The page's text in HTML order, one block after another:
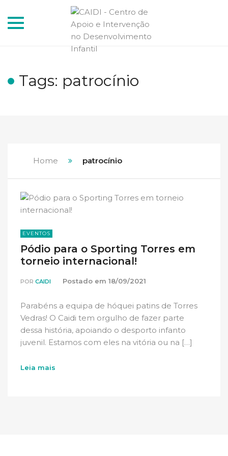
Toggle
Tags: patrocínio
Home patrocínio
EVENTOS
Pódio para o Sporting Torres em
torneio internacional!
POR CAIDI Postado em 18/09/2021
Parabéns a equipa de hóquei patins de Torres
Vedras! O Caidi tem orgulho de fazer parte
dessa história, apoiando o desporto infanto
juvenil. Estamos com eles na vitória ou na […]
Leia mais